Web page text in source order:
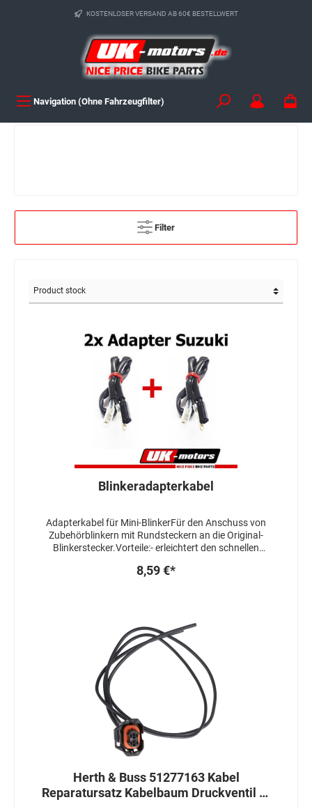
KOSTENLOSER VERSAND AB 60€ BESTELLWERT
Navigation (Ohne Fahrzeugfilter)
Filter
Blinkeradapterkabel
Adapterkabel für Mini-BlinkerFür den Anschuss von
Zubehörblinkern mit Rundsteckern an die Original-
Blinkerstecker.Vorteile:- erleichtert den schnellen
Originalstecker am Kabelbaum muss nicht entfernt
8,59 €*
Herth & Buss 51277163 Kabel
Reparatursatz Kabelbaum Druckventil 2-